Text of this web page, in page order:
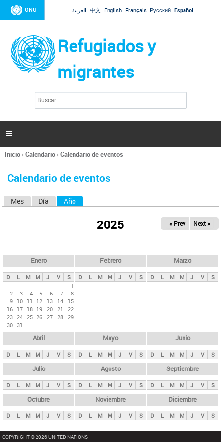
Jump to navigation
ONU العربية 中文 English Français Русский Español
Refugiados y
migrantes
l
d
s

Se
usted
Inicio›Calendario›Calendario de eventos
Calendario de eventos
s
p
n
c
i
p
l
e
s
Mes Día Año
2025 « Prev Next »
Enero
D L M M J V
S
1
2
3 4 5 6 7
8
9 10 11 12 13 14
15
16 17 18 19 20 21
22
23 24 25 26 27 28 29
30 31
Febrero
D L M M J V S
Marzo
D L M M J V S
Abril
D L M M J V S
Mayo
D L M M J V S
Junio
D L M M J V S
Julio
D L M M J V S
Agosto
D L M M J V S
Septiembre
D L M M J V S
Octubre
D L M M J V S
Noviembre
D L M M J V S
Diciembre
D L M M J V S
COPYRIGHT © 2026 UNITED NATIONS